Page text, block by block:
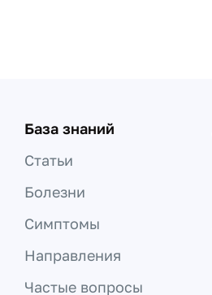
База знаний
Статьи
Болезни
Симптомы
Направления
Частые вопросы